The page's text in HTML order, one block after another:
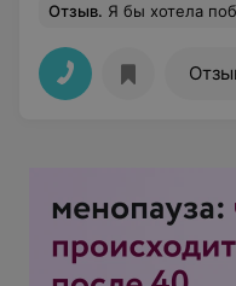
Отзыв. Я бы хотела поблагодарить врача амбулатории при УЗ "Могилевская поликлиника N5" - Блинникову